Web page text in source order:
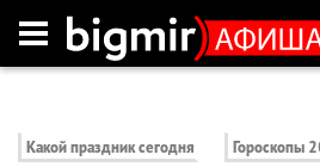
Какой праздник сегодня Гороскопы